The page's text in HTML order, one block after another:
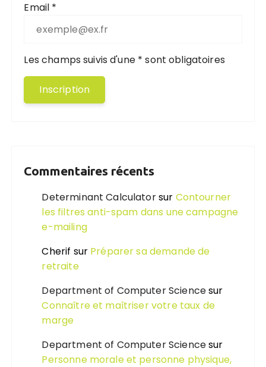
Email *
Les champs suivis d'une * sont obligatoires
Commentaires récents
Determinant Calculatorsur Contourner
les filtres anti-spam dans une campagne
e-mailing
Cherif sur Préparer sa demande de
retraite
Department of Computer Sciencesur
Connaître et maîtriser votre taux de
marge
Department of Computer Sciencesur
Personne morale et personne physique,